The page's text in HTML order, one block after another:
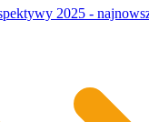
2025 -